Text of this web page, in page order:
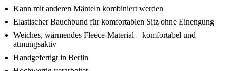
Kann mit anderen Mänteln kombiniert werden
Elastischer Bauchbund für komfortablen Sitz ohne Einengung
Weiches, wärmendes Fleece-Material – komfortabel und
atmungsaktiv
Handgefertigt in Berlin